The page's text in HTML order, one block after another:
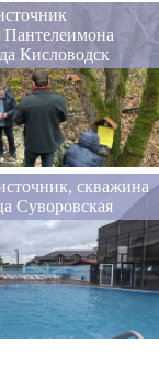
Пантелеимона
Кисловодск
скважина
Суворовская